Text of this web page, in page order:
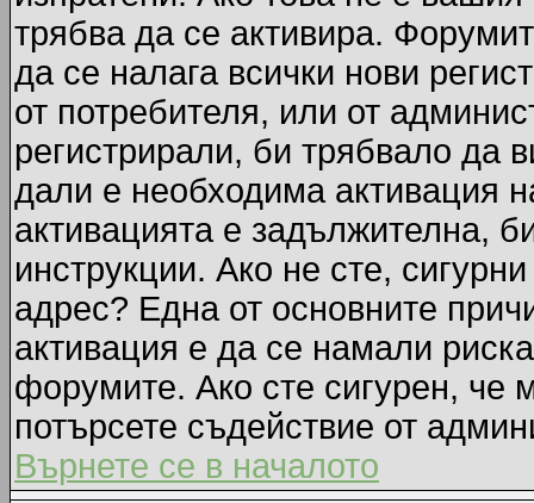
трябва да се активира.
да се налага всички нови
от потребителя, или от
регистрирали, би трябвало да
дали е необходима активация
активацията е задължителна,
инструкции. Ако не сте,
адрес? Една от основните
активация е да се намали
форумите. Ако сте сигурен, че
потърсете съдействие от
Върнете се в началото